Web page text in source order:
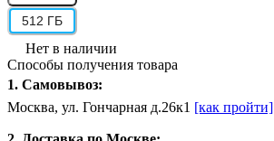
512 ГБ
Нет в наличии
Способы получения товара
1. Самовывоз:
Москва, ул. Гончарная д.26к1 [как пройти]